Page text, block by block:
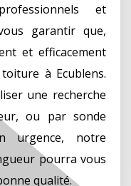
et
garantir que,
et efficacement
à Ecublens.
une recherche
ou par sonde
urgence, notre
pourra vous
qualité.